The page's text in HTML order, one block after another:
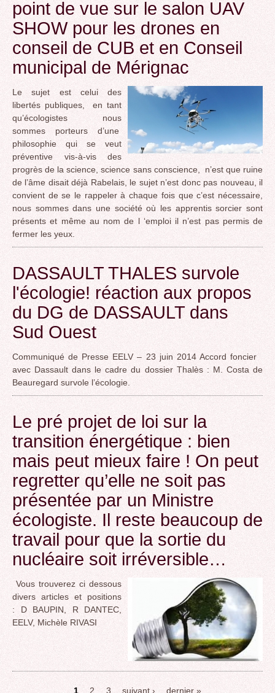
point de vue sur le salon UAV
SHOW pour les drones en
conseil de CUB et en Conseil
municipal de Mérignac
Le sujet est celui des
libertés publiques, en tant
qu’écologistes nous
sommes porteurs d’une
philosophie qui se veut
préventive vis-à-vis des
progrès de la science, science sans conscience, n’est que ruine
de l’âme disait déjà Rabelais, le sujet n’est donc pas nouveau, il
convient de se le rappeler à chaque fois que c’est nécessaire,
nous sommes dans une société où les apprentis sorcier sont
présents et même au nom de l ‘emploi il n’est pas permis de
fermer les yeux.
DASSAULT THALES survole
l'écologie! réaction aux propos
du DG de DASSAULT dans
Sud Ouest
Communiqué de Presse EELV – 23 juin 2014 Accord foncier
avec Dassault dans le cadre du dossier Thalès : M. Costa de
Beauregard survole l’écologie.
Le pré projet de loi sur la
transition énergétique : bien
mais peut mieux faire ! On peut
regretter qu’elle ne soit pas
présentée par un Ministre
écologiste. Il reste beaucoup de
travail pour que la sortie du
nucléaire soit irréversible…
Vous trouverez ci dessous
divers articles et positions
: D BAUPIN, R DANTEC,
EELV, Michèle RIVASI
1 2 3 suivant › dernier »